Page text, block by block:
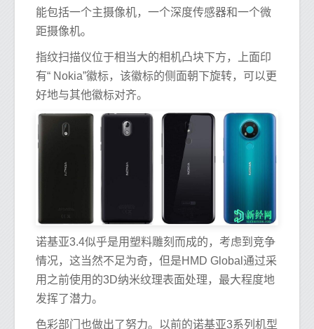
能包括一个主摄像机，一个深度传感器和一个微
距摄像机。
指纹扫描仪位于相当大的相机凸块下方，上面印
有“ Nokia”徽标，该徽标的侧面朝下旋转，可以更
好地与其他徽标对齐。
诺基亚3.4似乎是用塑料雕刻而成的，考虑到竞争
情况，这当然不足为奇，但是HMD Global通过采
用之前使用的3D纳米纹理表面处理，最大程度地
发挥了潜力。
色彩部门也做出了努力。以前的诺基亚3系列机型